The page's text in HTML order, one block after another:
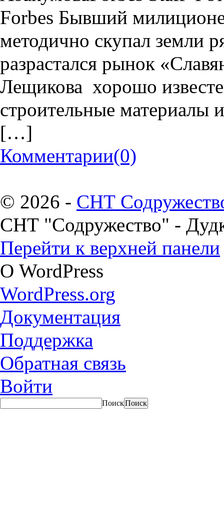
Forbes Бывший
методично скупал
разрастался рынок
Лещикова хорошо
строительные
[…]
Комментарии(0)
© 2026 - СНТ
СНТ "Содружество" -
Перейти к верхней панели
О WordPress
WordPress.org
Документация
Поддержка
Обратная связь
Войти
Поиск